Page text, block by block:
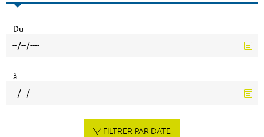
Du
à
FILTRER PAR DATE